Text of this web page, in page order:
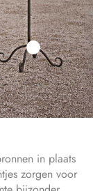
in plaats
zorgen voor